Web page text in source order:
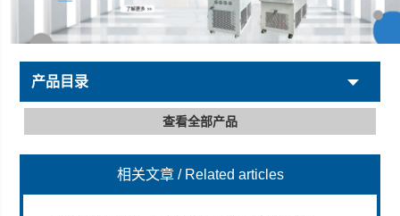
产品目录
查看全部产品
相关文章 / Related articles